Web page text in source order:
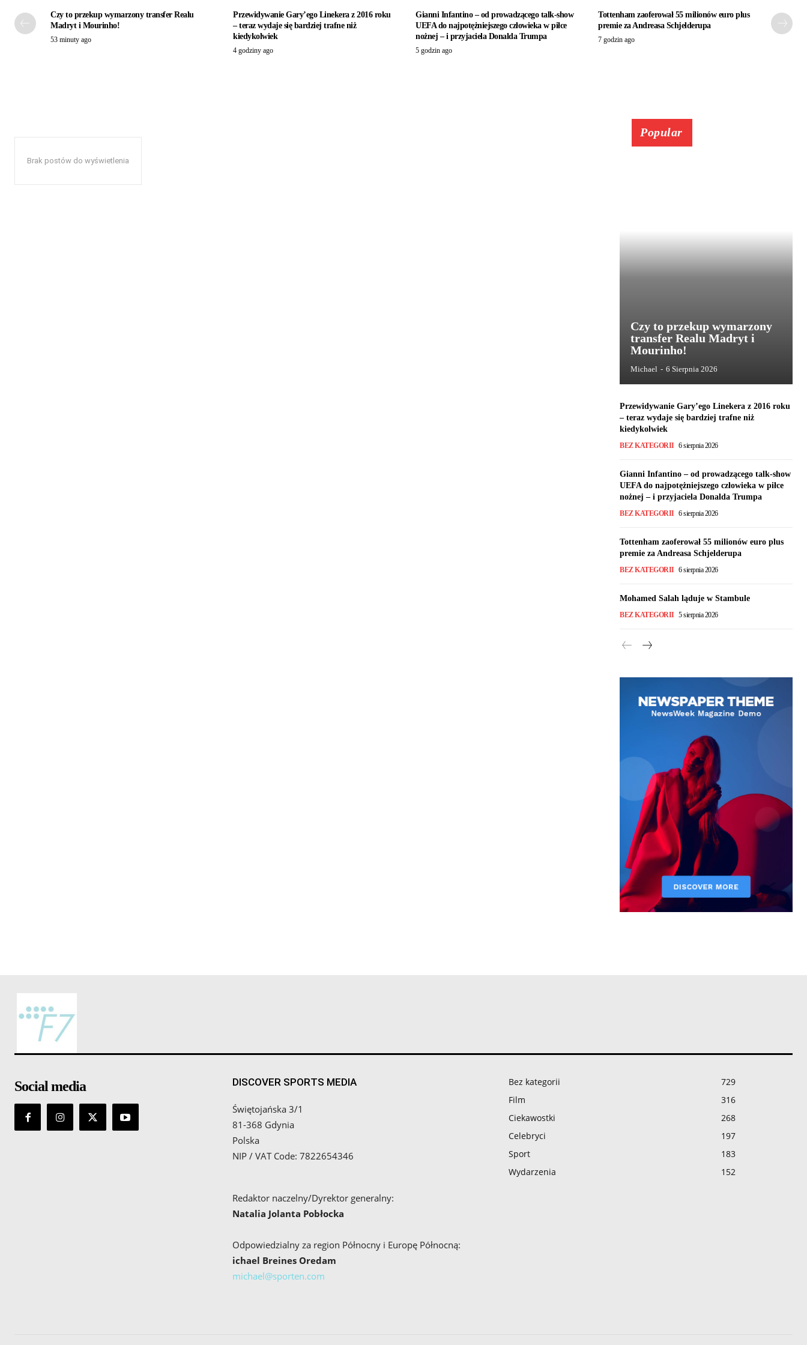
Czy to przekup wymarzony transfer Realu
Madryt i Mourinho!
53 minuty ago
Przewidywanie Gary’ego Linekera z 2016 roku
– teraz wydaje się bardziej trafne niż
kiedykolwiek
4 godziny ago
Gianni Infantino – od prowadzącego talk-show
UEFA do najpotężniejszego człowieka w piłce
nożnej – i przyjaciela Donalda Trumpa
5 godzin ago
Tottenham zaoferował 55 milionów euro plus
premie za Andreasa Schjelderupa
7 godzin ago
Brak postów do wyświetlenia
Popular
Czy to przekup wymarzony
transfer Realu Madryt i
Mourinho!
Michael - 6 Sierpnia 2026
Przewidywanie Gary’ego Linekera z 2016 roku
– teraz wydaje się bardziej trafne niż
kiedykolwiek
BEZ KATEGORII 6 sierpnia 2026
Gianni Infantino – od prowadzącego talk-show
UEFA do najpotężniejszego człowieka w piłce
nożnej – i przyjaciela Donalda Trumpa
BEZ KATEGORII 6 sierpnia 2026
Tottenham zaoferował 55 milionów euro plus
premie za Andreasa Schjelderupa
BEZ KATEGORII 6 sierpnia 2026
Mohamed Salah ląduje w Stambule
BEZ KATEGORII 5 sierpnia 2026
Social media DISCOVER SPORTS MEDIA
Świętojańska 3/1
81-368 Gdynia
Polska
NIP / VAT Code: 7822654346
Redaktor naczelny/Dyrektor generalny:
Natalia Jolanta Pobłocka
Odpowiedzialny za region Północny i Europę Północną:
ichael Breines Oredam
michael@sporten.com
Bez kategorii
729
Film
316
Ciekawostki
268
Celebryci
197
Sport
183
Wydarzenia
152